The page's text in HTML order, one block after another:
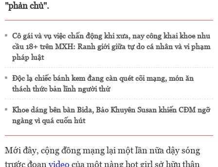
"phản chủ".
Cô gái và vụ việc chấn động khi xưa, nay công khai khoe nhu
cầu 18+ trên MXH: Ranh giới giữa tự do cá nhân và vi phạm
pháp luật
Độc lạ chiếc bánh kem đang càn quét cõi mạng, món ăn
thách thức bản lĩnh người thử
Khoe dáng bên bàn Bida, Bảo Khuyên Susan khiến CĐM ngỡ
ngàng vì quá cuốn hút
Mới đây, cộng đồng mạng lại một lần nữa dậy sóng
trước đoạnvideo của một nàng hot girl sở hữu thân